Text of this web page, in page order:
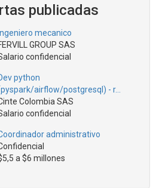
publicadas
Ingeniero mecanico
GROUP SAS
confidencial
python
airflow/postgresql) - r…
Colombia SAS
confidencial
administrativo
a $6 millones